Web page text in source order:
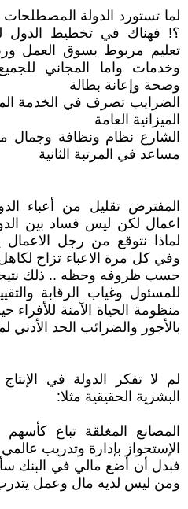
لما تستورد الدولة المصطلحات
؟! فهناك في تخطيط الدول
تعليم مربوط بسوق العمل
وخدمات واما المجاني
وصحة وإعانة بطالة
الضرايب تصرف في الخدمة
الميزانية العامة
الشارع نظام ونظافة وجمال
مساعد في المرتبة الثانية
المفترض تقليل من أعباء
اعمال لكن ليس فساد بين
لماذا نتوقع من رجل الاعمال
وفي كل مرة الاعباء تزاح
حسب ظروفه وحظه .. ذلك
للمسئول وغياب الرقابة
منظومة الحياة الآمنة
بالأجور والضرائب الحد الأدني
لم لا تفكر الدولة في الإنتاج
البشرية الحقيقية مثلا:
المصانع المغلقة تباع
الإستحواز بإدارة وتدريب عالمي
فبدل أن أضع مالي في البنك
ومن ليس لديه مال وعمل